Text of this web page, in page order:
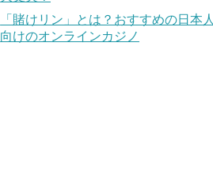
「賭けリン」とは？おすすめの日本人
向けのオンラインカジノ